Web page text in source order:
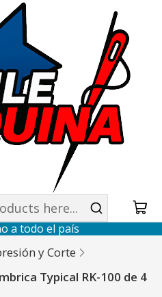
a todo el país
y Corte
Typical RK-100 de 4